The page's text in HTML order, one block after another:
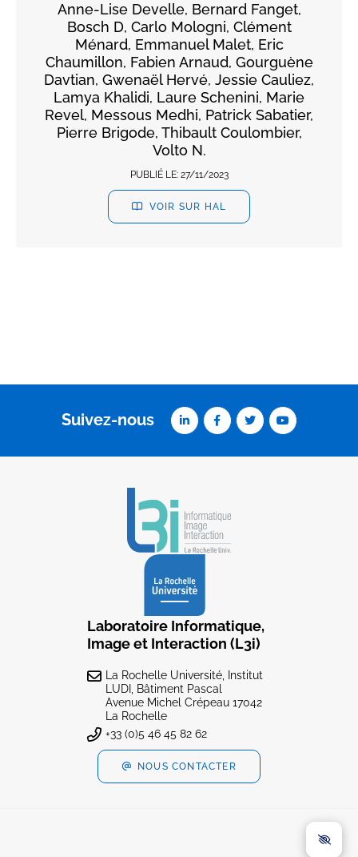
Anne-Lise Develle, Bernard Fanget,
Bosch D, Carlo Mologni, Clément
Ménard, Emmanuel Malet, Eric
Chaumillon, Fabien Arnaud, Gourguène
Davtian, Gwenaël Hervé, Jessie Cauliez,
Lamya Khalidi, Laure Schenini, Marie
Revel, Messous Medhi, Patrick Sabatier,
Pierre Brigode, Thibault Coulombier,
Volto N.
PUBLIÉ LE: 27/11/2023
VOIR SUR HAL
Suivez-nous
Laboratoire Informatique,
Image et Interaction (L3i)
La Rochelle Université, Institut
LUDI, Bâtiment Pascal
Avenue Michel Crépeau 17042
La Rochelle
+33 (0)5 46 45 82 62
NOUS CONTACTER